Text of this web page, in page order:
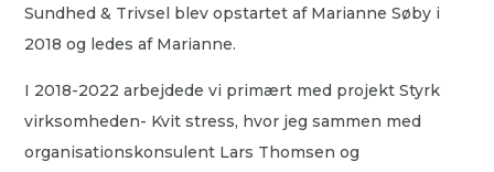
Sundhed & Trivsel blev opstartet af Marianne Søby i
2018 og ledes af Marianne.
I 2018-2022 arbejdede vi primært med projekt Styrk
virksomheden- Kvit stress, hvor jeg sammen med
organisationskonsulent Lars Thomsen og